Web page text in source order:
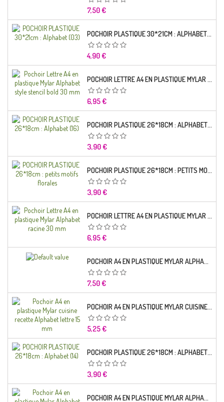
Prix
7,50 €
POCHOIR PLASTIQUE 30*21CM : ALPHABET (03)
Prix
4,90 €
POCHOIR LETTRE A4 EN PLASTIQUE MYLAR ALPHABET STYLE STENCIL BOLD 30 MM
Prix
6,95 €
POCHOIR PLASTIQUE 26*18CM : ALPHABET (16)
Prix
3,90 €
POCHOIR PLASTIQUE 26*18CM : PETITS MOTIFS FLORALES
Prix
3,90 €
POCHOIR LETTRE A4 EN PLASTIQUE MYLAR ALPHABET RACINE 30 MM
Prix
6,95 €
POCHOIR A4 EN PLASTIQUE MYLAR ALPHABET LETTRE TYPO SEGOE 25 MM
Prix
7,50 €
POCHOIR A4 EN PLASTIQUE MYLAR CUISINE RECETTE ALPHABET LETTRE 15 MM
Prix
5,25 €
POCHOIR PLASTIQUE 26*18CM : ALPHABET (14)
Prix
3,90 €
POCHOIR A4 EN PLASTIQUE MYLAR ALPHABET LETTRE TYPO CHARLEMAGNE